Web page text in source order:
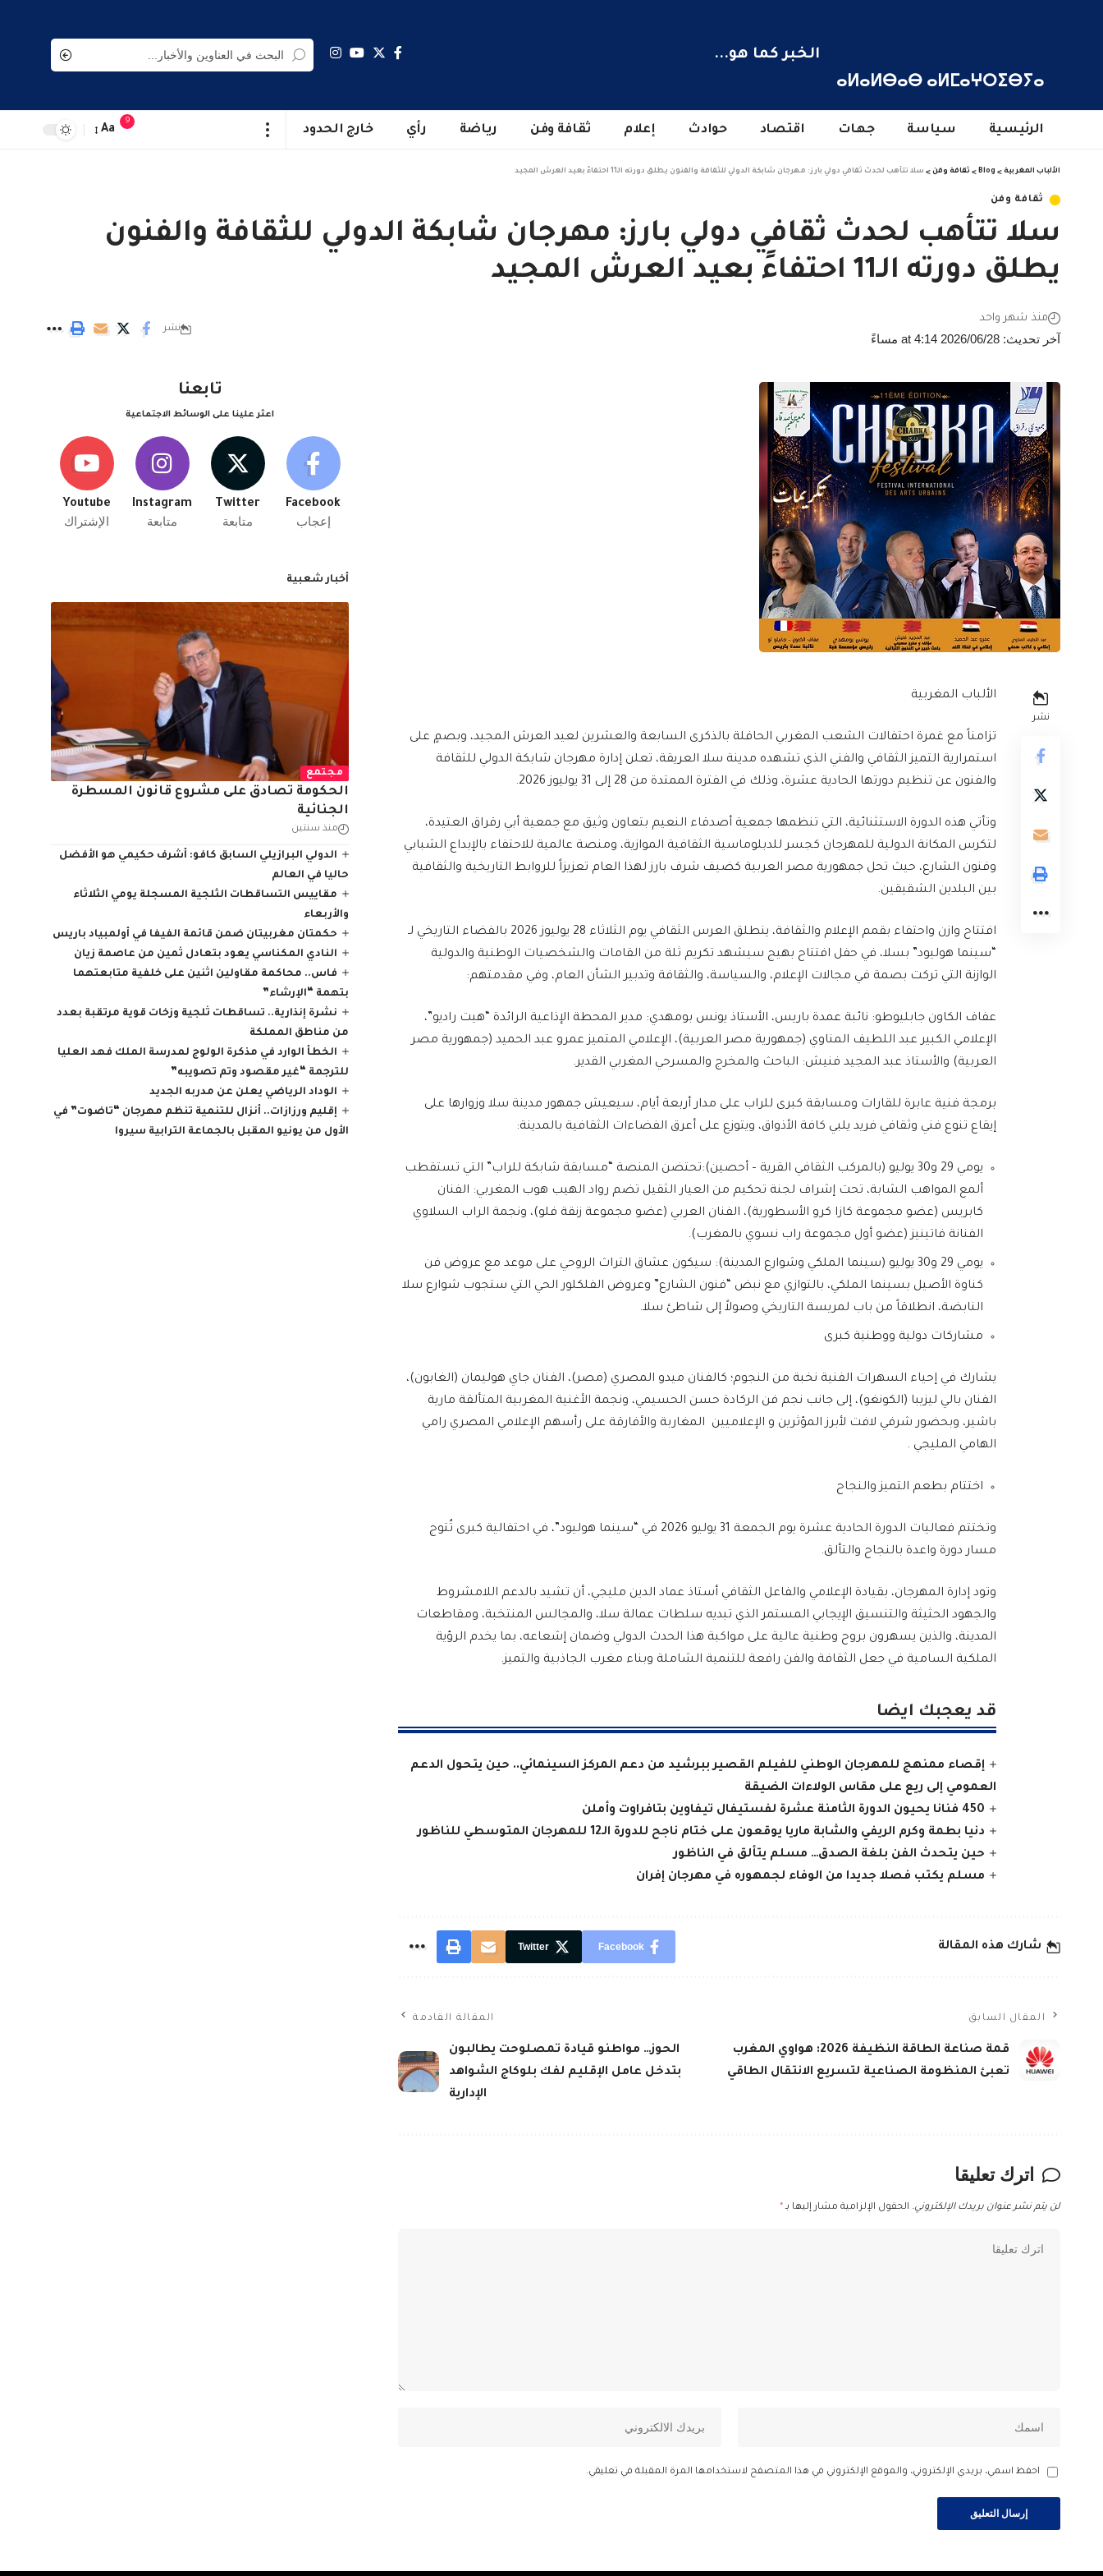
ⴰⵍⴰⵍⴱⴰⴱ ⴰⵍⵎⴰⵖⵔⵉⴱⵢⴰ
الخبر كما هو...
الرئيسية سياسة جهات اقتصاد حوادث إعلام ثقافة وفن رياضة رأي خارج الحدود
9
Aa
الألباب المغربية >
Blog
> ثقافة وفن > سلا تتأهب لحدث ثقافي دولي بارز: مهرجان شابكة الدولي للثقافة والفنون يطلق دورته الـ11 احتفاءً بعيد العرش المجيد
ثقافة وفن
سلا تتأهب لحدث ثقافي دولي بارز: مهرجان شابكة الدولي للثقافة والفنون
يطلق دورته الـ11 احتفاءً بعيد العرش المجيد
آخر تحديث: 2026/06/28 at 4:14 مساءً
منذ شهر واحد
نشر
نشر
الألباب المغربية
تزامناً مع غمرة احتفالات الشعب المغربي الحافلة بالذكرى السابعة والعشرين لعيد العرش المجيد، وبصمٍ على
استمرارية التميز الثقافي والفني الذي تشهده مدينة سلا العريقة، تعلن إدارة مهرجان شابكة الدولي للثقافة
والفنون عن تنظيم دورتها الحادية عشرة، وذلك في الفترة الممتدة من 28 إلى 31 يوليوز 2026.
وتأتي هذه الدورة الاستثنائية، التي تنظمها جمعية أصدقاء النعيم بتعاون وثيق مع جمعية أبي رقراق العتيدة،
لتكرس المكانة الدولية للمهرجان كجسر للدبلوماسية الثقافية الموازية، ومنصة عالمية للاحتفاء بالإبداع الشبابي
وفنون الشارع، حيث تحل جمهورية مصر العربية كضيف شرف بارز لهذا العام تعزيزاً للروابط التاريخية والثقافية
بين البلدين الشقيقين.
افتتاح وازن واحتفاء بقمم الإعلام والثقافة، ينطلق العرس الثقافي يوم الثلاثاء 28 يوليوز 2026 بالفضاء التاريخي لـ
“سينما هوليود” بسلا، في حفل افتتاح بهيج سيشهد تكريم ثلة من القامات والشخصيات الوطنية والدولية
الوازنة التي تركت بصمة في مجالات الإعلام، والسياسة، والثقافة وتدبير الشأن العام، وفي مقدمتهم:
عفاف الكاون جابليوطو: نائبة عمدة باريس، الأستاذ يونس بومهدي: مدير المحطة الإذاعية الرائدة “هيت راديو”،
الإعلامي الكبير عبد اللطيف المناوي (جمهورية مصر العربية)، الإعلامي المتميز عمرو عبد الحميد (جمهورية مصر
العربية) والأستاذ عبد المجيد فنيش: الباحث والمخرج والمسرحي المغربي القدير.
برمجة فنية عابرة للقارات ومسابقة كبرى للراب على مدار أربعة أيام، سيعيش جمهور مدينة سلا وزوارها على
إيقاع تنوع فني وثقافي فريد يلبي كافة الأذواق، ويتوزع على أعرق الفضاءات الثقافية بالمدينة:
يومي 29 و30 يوليو (بالمركب الثقافي القرية – أحصين):تحتضن المنصة “مسابقة شابكة للراب” التي تستقطب
ألمع المواهب الشابة، تحت إشراف لجنة تحكيم من العيار الثقيل تضم رواد الهيب هوب المغربي: الفنان
كابريس (عضو مجموعة كازا كرو الأسطورية)، الفنان العربي (عضو مجموعة زنقة فلو)، ونجمة الراب السلاوي
الفنانة فاتينيز (عضو أول مجموعة راب نسوي بالمغرب).
يومي 29 و30 يوليو (سينما الملكي وشوارع المدينة): سيكون عشاق التراث الروحي على موعد مع عروض فن
كناوة الأصيل بسينما الملكي، بالتوازي مع نبض “فنون الشارع” وعروض الفلكلور الحي التي ستجوب شوارع سلا
النابضة، انطلاقاً من باب لمريسة التاريخي وصولاً إلى شاطئ سلا.
مشاركات دولية ووطنية كبرى
يشارك في إحياء السهرات الفنية نخبة من النجوم؛ كالفنان ميدو المصري (مصر)، الفنان جاي هوليمان (الغابون)،
الفنان بالي ليزيبا (الكونغو)، إلى جانب نجم فن الركادة حسن الحسيمي، ونجمة الأغنية المغربية المتألقة مارية
باشير، وبحضور شرفي لافت لأبرز المؤثرين و الإعلاميين المغاربة والأفارقة على رأسهم الإعلامي المصري رامي
الهامي المليجي .
اختتام بطعم التميز والنجاح
وتختتم فعاليات الدورة الحادية عشرة يوم الجمعة 31 يوليو 2026 في “سينما هوليود”، في احتفالية كبرى تُتوج
مسار دورة واعدة بالنجاح والتألق.
وتود إدارة المهرجان، بقيادة الإعلامي والفاعل الثقافي أستاذ عماد الدين مليجي، أن تشيد بالدعم اللامشروط
والجهود الحثيثة والتنسيق الإيجابي المستمر الذي تبديه سلطات عمالة سلا، والمجالس المنتخبة، ومقاطعات
المدينة، والذين يسهرون بروح وطنية عالية على مواكبة هذا الحدث الدولي وضمان إشعاعه، بما يخدم الرؤية
الملكية السامية في جعل الثقافة والفن رافعة للتنمية الشاملة وبناء مغرب الجاذبية والتميز.
قد يعجبك ايضا
إقصاء ممنهج للمهرجان الوطني للفيلم القصير ببرشيد من دعم المركز السينمائي.. حين يتحول الدعم
العمومي إلى ريع على مقاس الولاءات الضيقة
450 فنانا يحيون الدورة الثامنة عشرة لفستيفال تيفاوين بتافراوت وأملن
دنيا بطمة وكرم الريفي والشابة ماريا يوقعون على ختام ناجح للدورة الـ12 للمهرجان المتوسطي للناظور
حين يتحدث الفن بلغة الصدق… مسلم يتألق في الناظور
مسلم يكتب فصلا جديدا من الوفاء لجمهوره في مهرجان إفران
شارك هذه المقالة Facebook
Twitter
المقال السابق
قمة صناعة الطاقة النظيفة 2026: هواوي المغرب
تعبئ المنظومة الصناعية لتسريع الانتقال الطاقي
المقالة القادمة
الحوز… مواطنو قيادة تمصلوحت يطالبون
بتدخل عامل الإقليم لفك بلوكاج الشواهد
الإدارية
اترك تعليقا
لن يتم نشر عنوان بريدك الإلكتروني. الحقول الإلزامية مشار إليها بـ *
احفظ اسمي، بريدي الإلكتروني، والموقع الإلكتروني في هذا المتصفح لاستخدامها المرة المقبلة في تعليقي.
تابعنا
اعثر علينا على الوسائط الاجتماعية
Facebook
إعجاب
Twitter
متابعة
Instagram
متابعة
Youtube
الإشتراك
أخبار شعبية
مجتمع
الحكومة تصادق على مشروع قانون المسطرة
الجنائية
منذ سنتين
الدولي البرازيلي السابق كافو: أشرف حكيمي هو الأفضل
حاليا في العالم
مقاييس التساقطات الثلجية المسجلة يومي الثلاثاء
والأربعاء
حكمتان مغربيتان ضمن قائمة الفيفا في أولمبياد باريس
النادي المكناسي يعود بتعادل ثمين من عاصمة زيان
فاس.. محاكمة مقاولين اثنين على خلفية متابعتهما
بتهمة “الإرشاء”
نشرة إنذارية.. تساقطات ثلجية وزخات قوية مرتقبة بعدد
من مناطق المملكة
الخطأ الوارد في مذكرة الولوج لمدرسة الملك فهد العليا
للترجمة “غير مقصود وتم تصويبه”
الوداد الرياضي يعلن عن مدربه الجديد
إقليم ورزازات.. أنزال للتنمية تنظم مهرجان “تاضوت” في
الأول من يونيو المقبل بالجماعة الترابية سيروا